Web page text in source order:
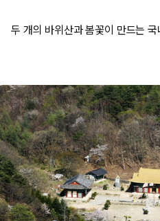
두 개의 바위산과 봄꽃이 만드는